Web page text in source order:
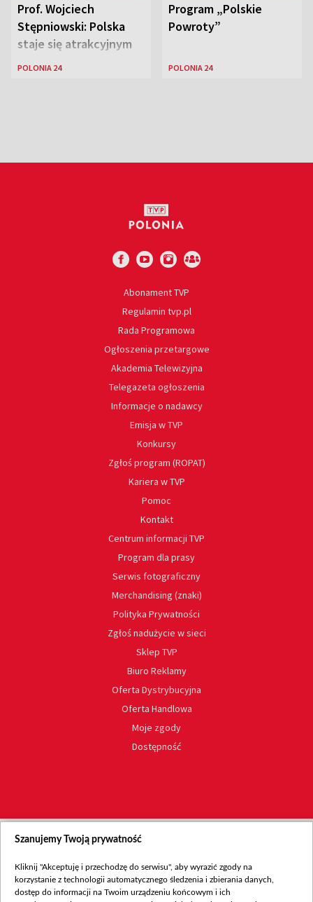
Prof. Wojciech
Stępniowski: Polska
staje się atrakcyjnym
miejscem dla
POLONIA 24
Program „Polskie
Powroty”
POLONIA 24
Abonament TVP
Regulamin tvp.pl
Rada Programowa
Ogłoszenia przetargowe
Akademia Telewizyjna
Telegazeta ogłoszenia
Informacje o nadawcy
Emisja w TVP
Konkursy
Zgłoś program (ROPAT)
Kariera w TVP
Pomoc
Kontakt
Centrum informacji TVP
Program dla prasy
Serwis fotograficzny
Merchandising (znaki)
Polityka Prywatności
Zgłoś nadużycie w sieci
Sklep TVP
Biuro Reklamy
Oferta Dystrybucyjna
Oferta Handlowa
Moje zgody
Dostępność
Szanujemy Twoją prywatność
Kliknij "Akceptuję i przechodzę do serwisu", aby wyrazić zgody na
korzystanie z technologii automatycznego śledzenia i zbierania danych,
dostęp do informacji na Twoim urządzeniu końcowym i ich